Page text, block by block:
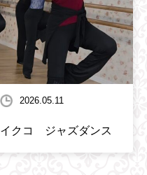
2026.05.11
イクコ ジャズダンス